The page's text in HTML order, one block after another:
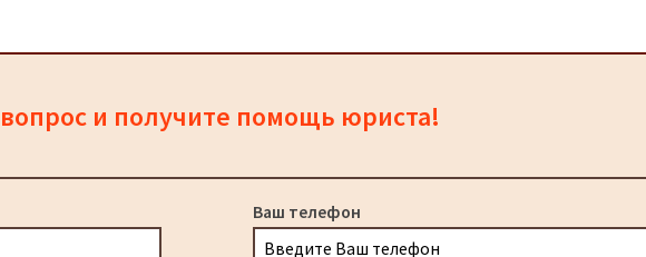
и получите помощь юриста!
Ваш телефон